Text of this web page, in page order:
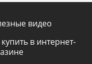
видео
в интернет-